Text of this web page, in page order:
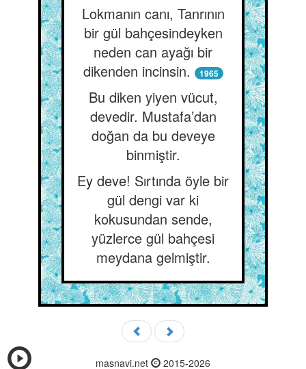
Lokmanın canı, Tanrının
bir gül bahçesindeyken
neden can ayağı bir
dikenden incinsin.
1965
Bu diken yiyen vücut,
devedir. Mustafa’dan
doğan da bu deveye
binmiştir.
Ey deve! Sırtında öyle bir
gül dengi var ki
kokusundan sende,
yüzlerce gül bahçesi
meydana gelmiştir.
masnavi.net 2015-2026